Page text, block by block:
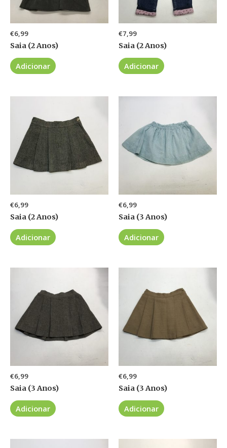
€6,99
Saia (2 Anos)
Adicionar
€7,99
Saia (2 Anos)
Adicionar
€6,99
Saia (2 Anos)
Adicionar
€6,99
Saia (3 Anos)
Adicionar
€6,99
Saia (3 Anos)
Adicionar
€6,99
Saia (3 Anos)
Adicionar